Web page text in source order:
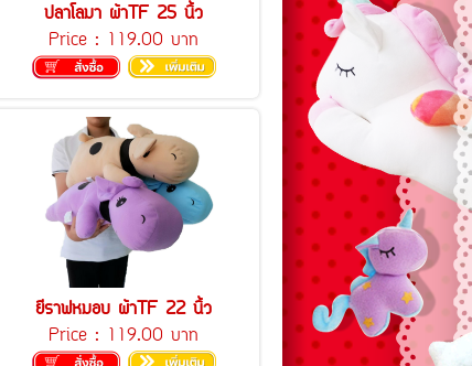
ปลาโลมา ผ้าTF 25 นิ้ว
Price : 119.00 บาท
ยีราฟหมอบ ผ้าTF 22 นิ้ว
Price : 119.00 บาท